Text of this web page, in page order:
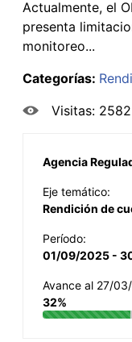
Actualmente, el
presenta
monitoreo...
Categorías:
Visitas:
Agencia
Eje temático:
Rendición de
Período:
01/09/2025 -
Avance al 27/
32%